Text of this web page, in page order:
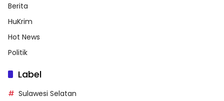
Berita
HuKrim
Hot News
Politik
Label
Sulawesi Selatan